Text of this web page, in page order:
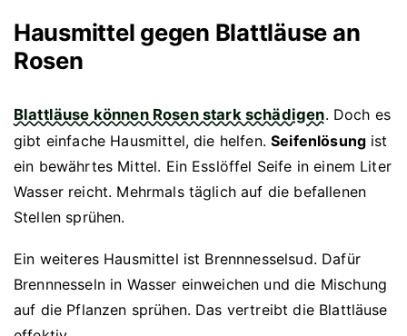
Hausmittel gegen Blattläuse an
Rosen
Blattläuse können Rosen stark schädigen. Doch es
gibt einfache Hausmittel, die helfen.Seifenlösung ist
ein bewährtes Mittel. Ein Esslöffel Seife in einem Liter
Wasser reicht. Mehrmals täglich auf die befallenen
Stellen sprühen.
Ein weiteres Hausmittel ist Brennnesselsud. Dafür
Brennnesseln in Wasser einweichen und die Mischung
auf die Pflanzen sprühen. Das vertreibt die Blattläuse